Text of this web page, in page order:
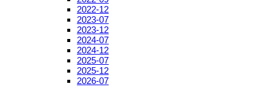
2022-12
2023-07
2023-12
2024-07
2024-12
2025-07
2025-12
2026-07